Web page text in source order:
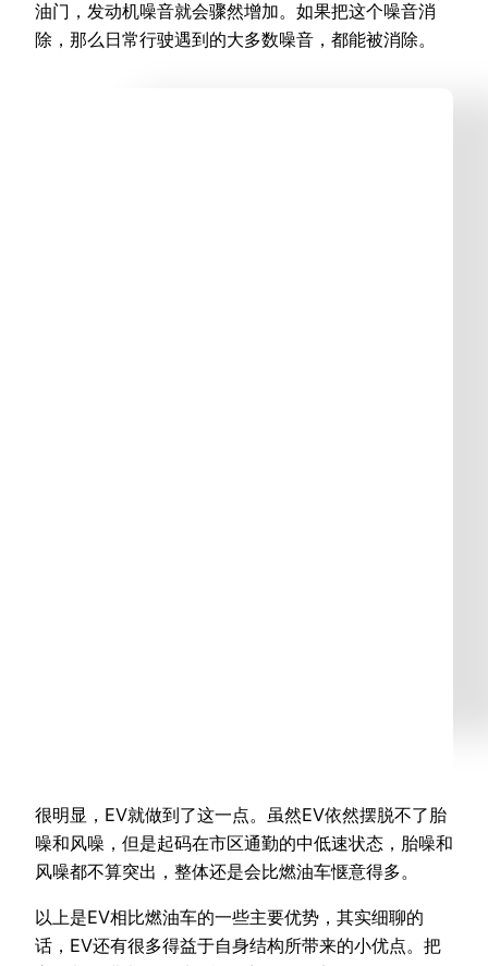
油门，发动机噪音就会骤然增加。如果把这个噪音消
除，那么日常行驶遇到的大多数噪音，都能被消除。
很明显，EV就做到了这一点。虽然EV依然摆脱不了胎
噪和风噪，但是起码在市区通勤的中低速状态，胎噪和
风噪都不算突出，整体还是会比燃油车惬意得多。
以上是EV相比燃油车的一些主要优势，其实细聊的
话，EV还有很多得益于自身结构所带来的小优点。把